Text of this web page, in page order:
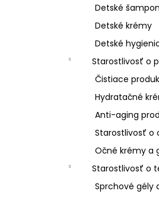
Detské
Detské krémy
Detské
Starostlivosť o
Čistiace
Hydratačné
Anti-aging
Starostlivosť o
Očné krémy a
Starostlivosť o
Sprchové gély